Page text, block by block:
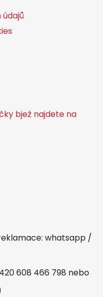
bjež najdete na
whatsapp /
608 466 798 nebo